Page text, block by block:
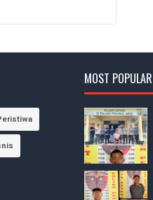
MOST POPULAR